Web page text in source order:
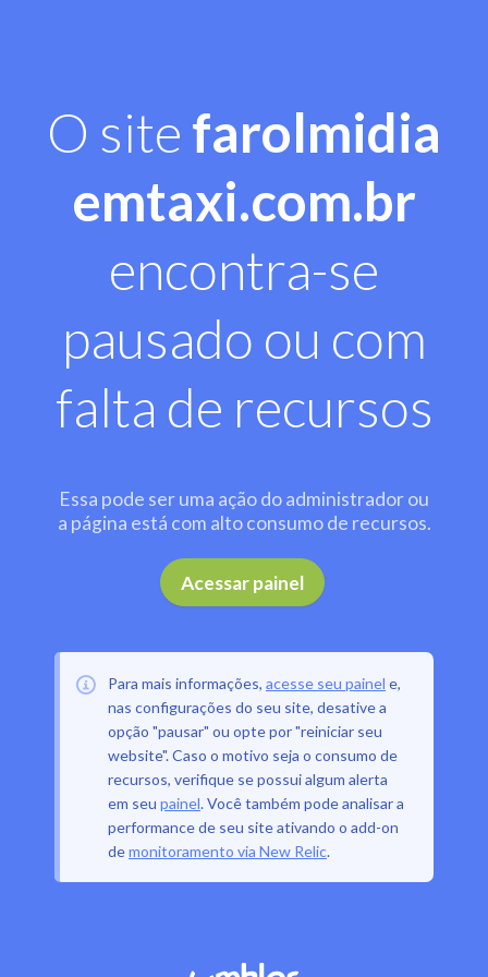
O site farolmidia
emtaxi.com.br
encontra-se
pausado ou com
falta de recursos
Essa pode ser uma ação do administrador ou
a página está com alto consumo de recursos.
Acessar painel .
Para mais informações, acesse seu painel e,
nas configurações do seu site, desative a
opção "pausar" ou opte por "reiniciar seu
website". Caso o motivo seja o consumo de
recursos, verifique se possui algum alerta
em seu painel. Você também pode analisar a
performance de seu site ativando o add-on
demonitoramento via New Relic.